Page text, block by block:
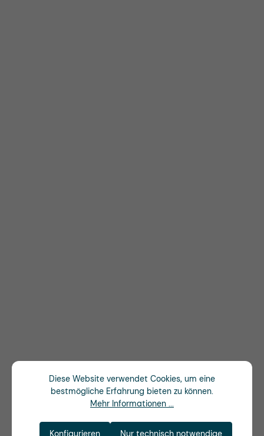
Diese Website verwendet Cookies, um eine
bestmögliche Erfahrung bieten zu können.
Mehr Informationen ...
Nur technisch notwendige
Konfigurieren